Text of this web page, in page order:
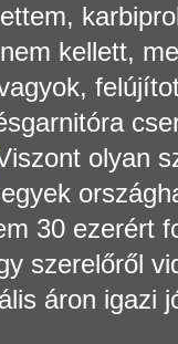
kellett,
olyan
30 ezerért
szerelőről
áron igazi